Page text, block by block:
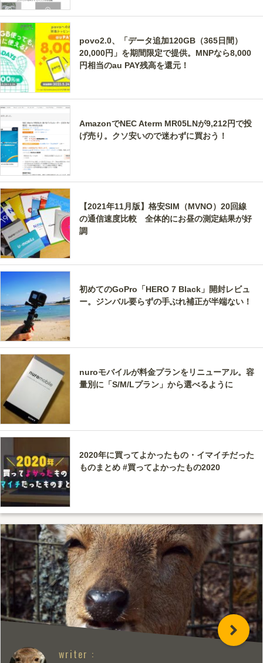
povo2.0、「データ追加120GB（365日間）
20,000円」を期間限定で提供。MNPなら8,000
円相当のau PAY残高を還元！
AmazonでNEC Aterm MR05LNが9,212円で投
げ売り。クソ安いので迷わずに買おう！
【2021年11月版】格安SIM（MVNO）20回線
の通信速度比較 全体的にお昼の測定結果が好
調
初めてのGoPro「HERO 7 Black」開封レビュ
ー。ジンバル要らずの手ぶれ補正が半端ない！
nuroモバイルが料金プランをリニューアル。容
量別に「S/M/Lプラン」から選べるように
2020年に買ってよかったもの・イマイチだった
ものまとめ #買ってよかったもの2020
writer :